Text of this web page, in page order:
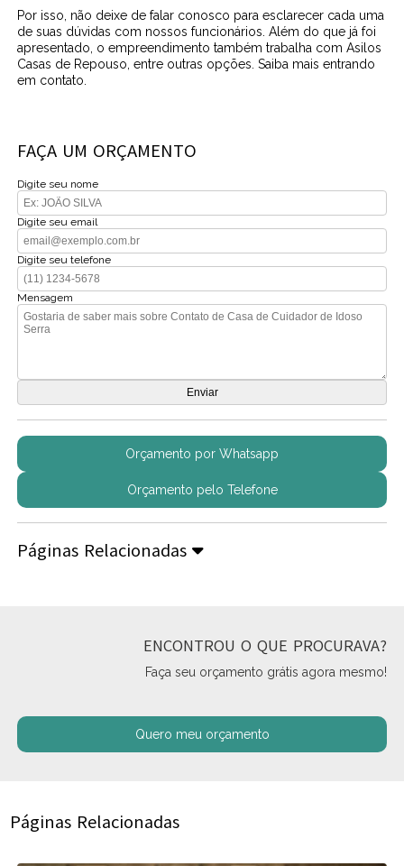
Por isso, não deixe de falar conosco para esclarecer cada uma
de suas dúvidas com nossos funcionários. Além do que já foi
apresentado, o empreendimento também trabalha com Asilos
Casas de Repouso, entre outras opções. Saiba mais entrando
em contato.
FAÇA UM ORÇAMENTO
Digite seu nome
Digite seu email
Digite seu telefone
Mensagem
Orçamento por Whatsapp
Orçamento pelo Telefone
Páginas Relacionadas
ENCONTROU O QUE PROCURAVA?
Faça seu orçamento grátis agora mesmo!
Quero meu orçamento
Páginas Relacionadas